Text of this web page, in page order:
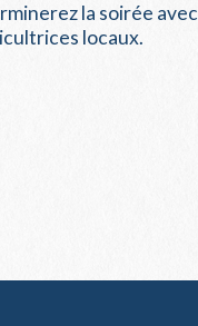
la soirée avec
locaux.